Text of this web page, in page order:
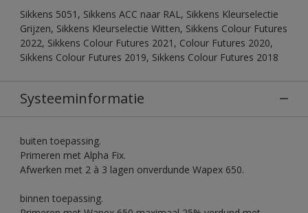
Sikkens 5051, Sikkens ACC naar RAL, Sikkens Kleurselectie
Grijzen, Sikkens Kleurselectie Witten, Sikkens Colour Futures
2022, Sikkens Colour Futures 2021, Colour Futures 2020,
Sikkens Colour Futures 2019, Sikkens Colour Futures 2018
Systeeminformatie
buiten toepassing.
Primeren met Alpha Fix.
Afwerken met 2 à 3 lagen onverdunde Wapex 650.
binnen toepassing.